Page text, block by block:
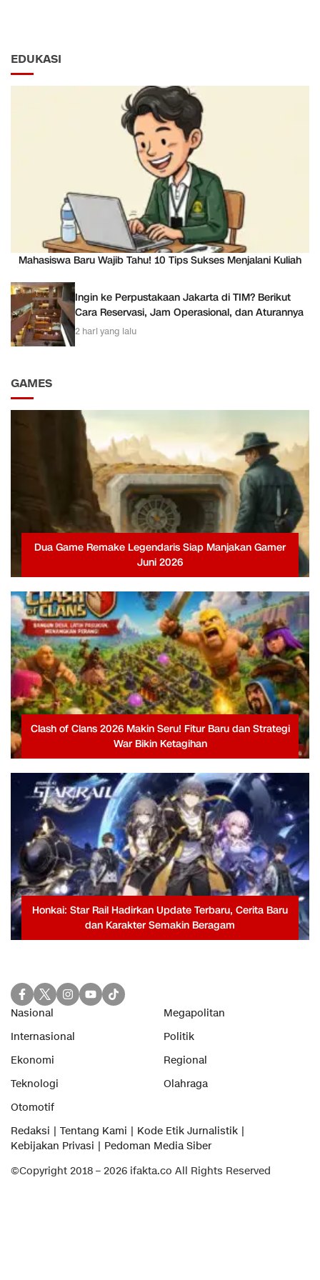
EDUKASI
Mahasiswa Baru Wajib Tahu! 10 Tips Sukses Menjalani Kuliah
Ingin ke Perpustakaan Jakarta di TIM? Berikut
Cara Reservasi, Jam Operasional, dan Aturannya
2 hari yang lalu
GAMES
Dua Game Remake Legendaris Siap Manjakan Gamer
Juni 2026
Clash of Clans 2026 Makin Seru! Fitur Baru dan Strategi
War Bikin Ketagihan
Honkai: Star Rail Hadirkan Update Terbaru, Cerita Baru
dan Karakter Semakin Beragam
Nasional
Megapolitan
Internasional
Politik
Ekonomi
Regional
Teknologi
Olahraga
Otomotif
Redaksi
Tentang Kami
Kode Etik Jurnalistik
Kebijakan Privasi
Pedoman Media Siber
©Copyright 2018 – 2026 ifakta.co All Rights Reserved